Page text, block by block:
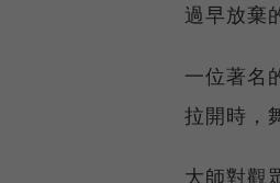
過早放棄
一位著名
拉開時，
大師對觀